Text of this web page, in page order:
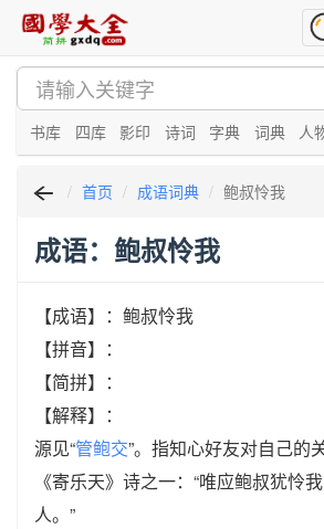
书库 四库 影印 诗词 字典 词典 人
首页 成语词典 鲍叔怜我
成语：鲍叔怜我
【成语】：鲍叔怜我
【拼音】：
【简拼】：
【解释】：
源见“管鲍交”。指知心好友对自己的
《寄乐天》诗之一：“唯应鲍叔犹怜
人。”